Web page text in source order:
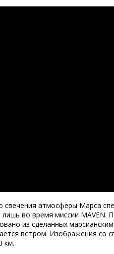
атмосферы Марса
во время миссии MAVEN.
из сделанных
ветром. Изображения со
км.